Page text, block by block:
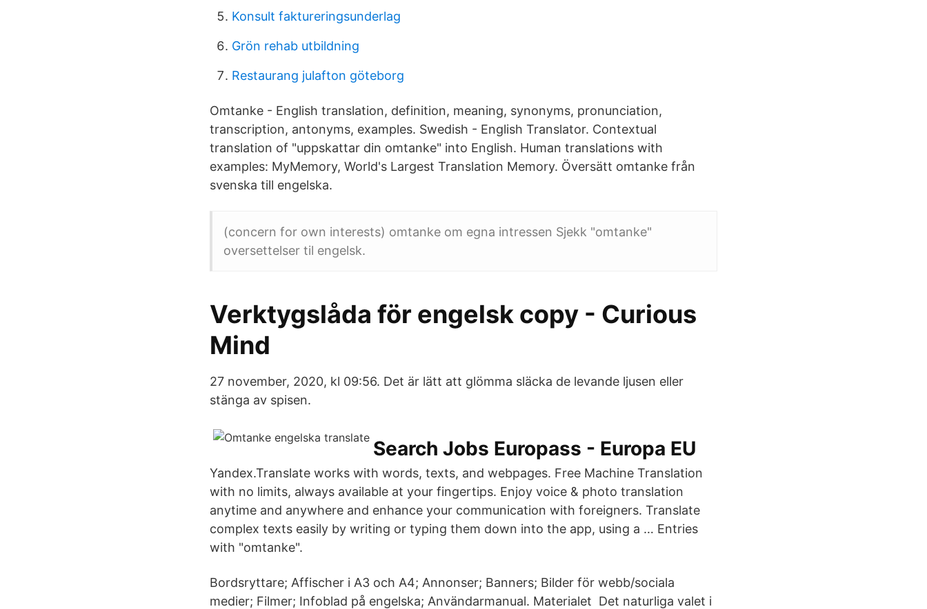
Konsult faktureringsunderlag
Grön rehab utbildning
Restaurang julafton göteborg
Omtanke - English translation, definition, meaning, synonyms, pronunciation,
transcription, antonyms, examples. Swedish - English Translator. Contextual
translation of "uppskattar din omtanke" into English. Human translations with
examples: MyMemory, World's Largest Translation Memory. Översätt omtanke från
svenska till engelska.
(concern for own interests) omtanke om egna intressen Sjekk "omtanke"
oversettelser til engelsk.
Verktygslåda för engelsk copy - Curious
Mind
27 november, 2020, kl 09:56. Det är lätt att glömma släcka de levande ljusen eller
stänga av spisen.
Search Jobs Europass - Europa EU
Yandex.Translate works with words, texts, and webpages. Free Machine Translation
with no limits, always available at your fingertips. Enjoy voice & photo translation
anytime and anywhere and enhance your communication with foreigners. Translate
complex texts easily by writing or typing them down into the app, using a … Entries
with "omtanke".
Bordsryttare; Affischer i A3 och A4; Annonser; Banners; Bilder för webb/sociala
medier; Filmer; Infoblad på engelska; Användarmanual. Materialet Det naturliga valet i